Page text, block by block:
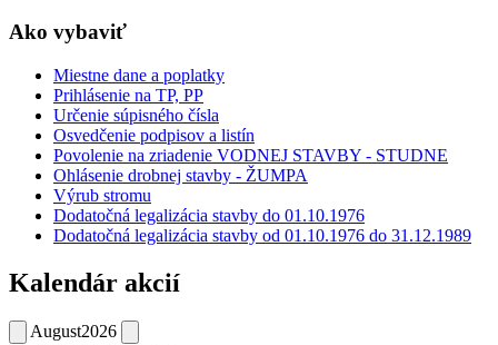
Ako vybaviť
Miestne dane a poplatky
Prihlásenie na TP, PP
Určenie súpisného čísla
Osvedčenie podpisov a listín
Povolenie na zriadenie VODNEJ STAVBY - STUDNE
Ohlásenie drobnej stavby - ŽUMPA
Výrub stromu
Dodatočná legalizácia stavby do 01.10.1976
Dodatočná legalizácia stavby od 01.10.1976 do 31.12.1989
Kalendár akcií
August2026